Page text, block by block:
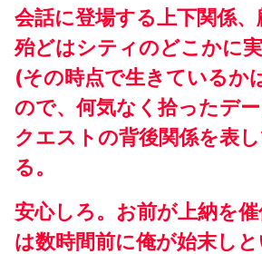
会話に登場する上下関係
殆どはシティのどこかに
(その時点で生きているか
ので、何気なく拾ったデ
クエストの背後関係を表
る。
安心しろ。お前が上納を
は数時間前に俺が始末し